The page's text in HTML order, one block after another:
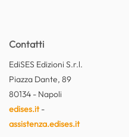
Contatti
EdiSES Edizioni S.r.l.
Piazza Dante, 89
80134 - Napoli
edises.it-
assistenza.edises.it